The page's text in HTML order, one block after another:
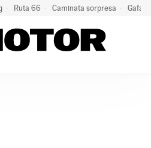
Ruta 66 Caminata sorpresa Gafas